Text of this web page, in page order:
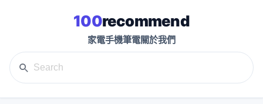
100recommend
家電手機筆電關於我們